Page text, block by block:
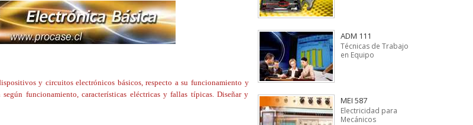
y circuitos electrónicos básicos, respecto a su funcionamiento y
funcionamiento, características eléctricas y fallas típicas. Diseñar y
ADM 111
Técnicas de Trabajo
en Equipo
MEI 587
Electricidad para
Mecánicos